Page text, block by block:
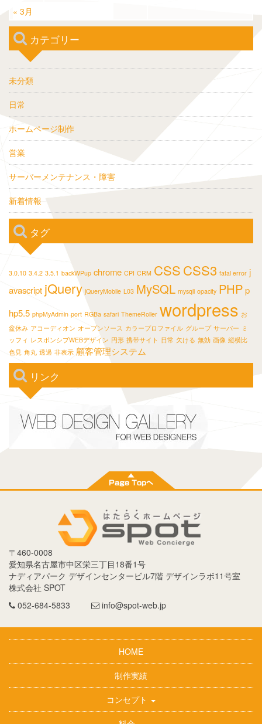
« 3月
カテゴリー
未分類
日常
ホームページ制作
営業
サーバーメンテナンス・障害
新着情報
タグ
3.0.10 3.4.2 3.5.1 backWPup chrome CPI CRM CSSCSS3 fatal error j
avascript jQuery jQueryMobile L03 MySQL mysqli opacity PHPp
hp5.5 phpMyAdmin port RGBa safari ThemeRoller wordpress お
盆休み アコーディオン オープンソース カラープロファイル グループ サーバー ミ
ッフィ レスポンシブWEBデザイン 円形 携帯サイト 日常 欠ける 無効 画像 縦横比
色見 角丸 透過 非表示 顧客管理システム
リンク
〒 460-0008
愛知県名古屋市中区栄三丁目18番1号
ナディアパーク デザインセンタービル7階 デザインラボ11号室
株式会社 SPOT
052-684-5833
info@spot-web.jp
HOME
制作実績
コンセプト